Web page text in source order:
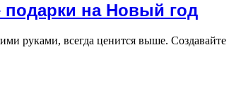
на Новый год
руками, всегда ценится выше.